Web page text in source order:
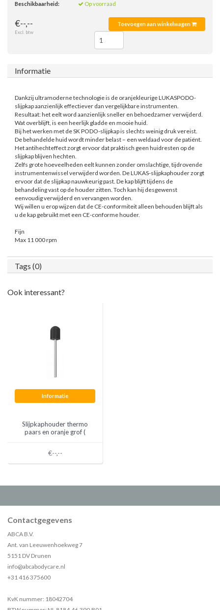
Beschikbaarheid:
Op voorraad
€--,--
Excl. btw
Toevoegen aan winkelwagen
Informatie
Dankzij ultramoderne technologie is de oranjekleurige LUKASPODO-
slijpkap aanzienlijk effectiever dan vergelijkbare instrumenten.
Resultaat: het eelt word aanzienlijk sneller en behoedzamer verwijderd.
Wat overblijft, is een heerlijk gladde en mooie huid.
Bij het werken met de SK PODO-slijpkap is slechts weinig druk vereist.
De behandelde huid wordt minder belast – een weldaad voor de patiënt.
Het antihechteffect zorgt ervoor dat praktisch geen huidresten op de
slijpkap blijven hechten.
Zelfs grote hoeveelheden eelt kunnen zonder omslachtige, tijdrovende
instrumentenwissel verwijderd worden. De LUKAS-slijpkaphouder zorgt
ervoor dat de slijpkap nauwkeurig past. De kap blijft tijdens de
behandeling vast op de houder zitten. Toch kan hij desgewenst
eenvoudig verwijderd en vervangen worden.
Wij willen u erop wijzen dat de CE-conformiteit alleen behouden blijft als
u de kap gebruikt met een CE-conforme houder.
Fijn
Max 11 000 rpm
Tags (0)
Ook interessant?
Informatie
Slijpkaphouder thermo
paars en oranje grof (
diverse maten)
€--,--
Contactgegevens
ABCA B.V.
Ant. van Leeuwenhoekweg 7
5151 DV Drunen
info@abcabodycare.nl
+31 416 375600
KvK nummer: 18042704